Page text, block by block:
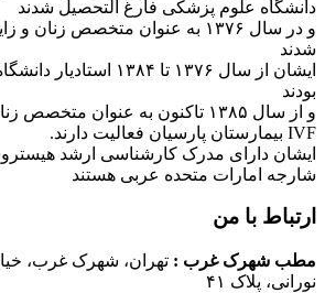
دانشگاه علوم پزشکی فارغ التحصیل شدند
و در سال ۱۳۷۶ به عنوان متخصص
شدند
ایشان از سال ۱۳۷۶ تا
بودند
و از سال ۱۳۸۵ تاکنون به عنوان
IVF بیمارستان پارسیان فعالیت دارند.
ایشان دارای مدرک کارشناسی ارشد
شارجه امارات متحده عربی هستند
ارتباط با من
مطب شهرک غرب : تهران، شهرک غرب،
نورانی، پلاک ۴۱